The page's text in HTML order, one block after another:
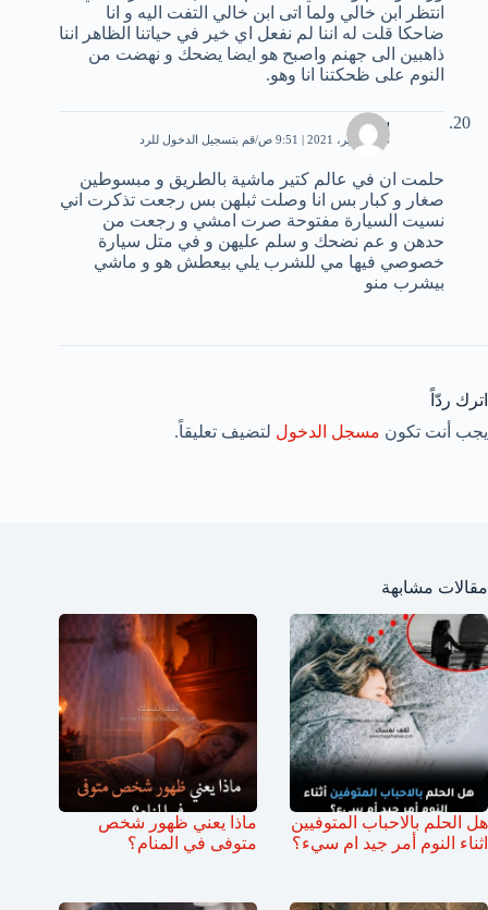
انتظر ابن خالي ولما اتى ابن خالي التفت اليه و انا
ضاحكا قلت له اننا لم نفعل اي خير في حياتنا الظاهر اننا
ذاهبين الى جهنم واصبح هو ايضا يضحك و نهضت من
النوم على ظحكتنا انا وهو.
سالي
26 سبتمبر، 2021 | 9:51 ص قم بتسجيل الدخول للرد
حلمت ان في عالم كتير ماشية بالطريق و مبسوطين
صغار و كبار بس انا وصلت ثبلهن بس رجعت تذكرت اني
نسيت السيارة مفتوحة صرت امشي و رجعت من
حدهن و عم نضحك و سلم عليهن و في متل سيارة
خصوصي فيها مي للشرب يلي بيعطش هو و ماشي
بيشرب منو
اترك ردّاً
يجب أنت تكون مسجل الدخول لتضيف تعليقاً.
مقالات مشابهة
هل الحلم بالاحباب المتوفيين
اثناء النوم أمر جيد ام سيء؟
ماذا يعني ظهور شخص
متوفى في المنام؟